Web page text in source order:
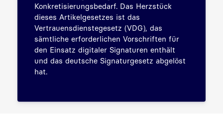
Konkretisierungsbedarf. Das Herzstück
dieses Artikelgesetzes ist das
Vertrauensdienstegesetz (VDG), das
sämtliche erforderlichen Vorschriften für
den Einsatz digitaler Signaturen enthält
und das deutsche Signaturgesetz abgelöst
hat.